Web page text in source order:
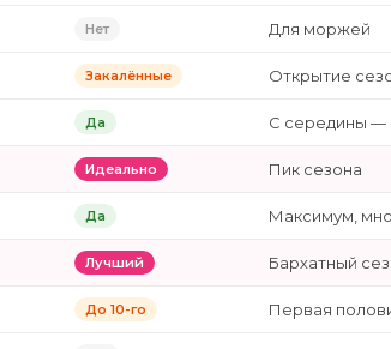
Нет Для моржей
Закалённые Открытие
Да С середины —
Идеально Пик сезона
Да Максимум,
Лучший Бархатный
До 10-го Первая